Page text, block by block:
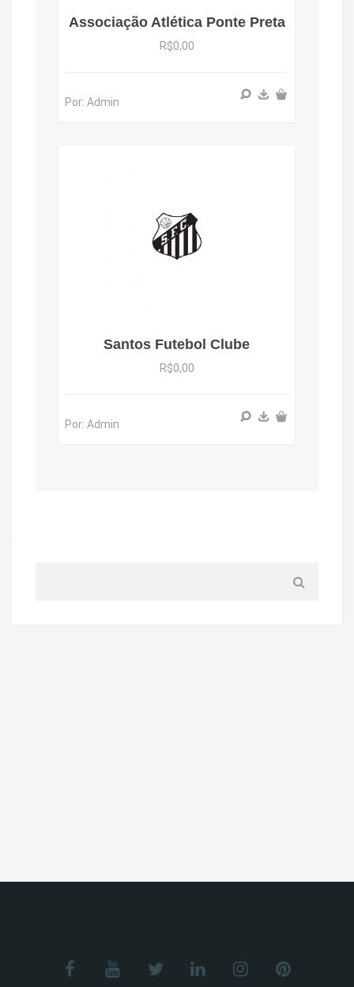
Associação Atlética Ponte Preta
R$0,00
Por: Admin
Santos Futebol Clube
R$0,00
Por: Admin